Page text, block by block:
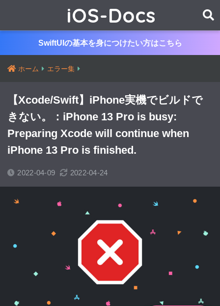
iOS-Docs
SwiftUIの基本を身につけたい方はこちら
ホーム エラー集
【Xcode/Swift】iPhone実機でビルドで
きない。：iPhone 13 Pro is busy:
Preparing Xcode will continue when
iPhone 13 Pro is finished.
2022-04-09 2022-04-24